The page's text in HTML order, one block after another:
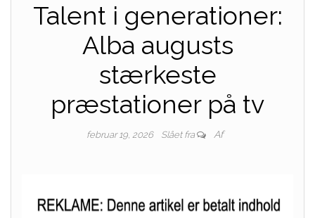
Talent i generationer:
Alba augusts
stærkeste
præstationer på tv
februar 19, 2026 Slået fra Af